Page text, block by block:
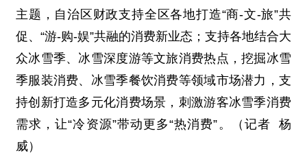
主题，自治区财政支持全区各地打造“商-文-旅”共
促、“游-购-娱”共融的消费新业态；支持各地结合大
众冰雪季、冰雪深度游等文旅消费热点，挖掘冰雪
季服装消费、冰雪季餐饮消费等领域市场潜力，支
持创新打造多元化消费场景，刺激游客冰雪季消费
需求，让“冷资源”带动更多“热消费”。
（记者 杨
威）